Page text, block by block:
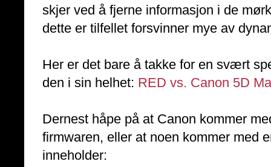
skjer ved å fjerne informasjon i de
dette er tilfellet forsvinner mye av
Her er det bare å takke for en svært
den i sin helhet: RED vs. Canon 5D
Dernest håpe på at Canon kommer
firmwaren, eller at noen kommer med
inneholder: